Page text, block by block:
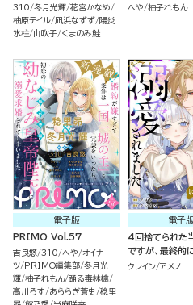
される アンソロジーコミッ
ク
310 冬月光輝 花宮かなめ
柚原テイル
凪浜なずず 陽炎
氷柱 山吹子 くまのみ鮭
溺愛はお断りで
へや 柚子れもん
電子版
PRIMO Vol.57
吉良悠 310 へや オイナ
ツ
PRIMO編集部 冬月光
輝 柚子れもん 踊る毒林檎
高川ろす
あららぎ蒼史
稔里
電子版
4回捨てられた
ですが、最終的
太子に溺愛され
クレイン アメノ